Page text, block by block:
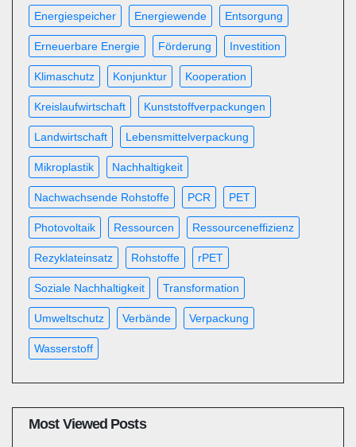
Energiespeicher Energiewende Entsorgung
Erneuerbare Energie Förderung Investition
Klimaschutz Konjunktur Kooperation
Kreislaufwirtschaft Kunststoffverpackungen
Landwirtschaft Lebensmittelverpackung
Mikroplastik Nachhaltigkeit
Nachwachsende Rohstoffe PCR PET
Photovoltaik Ressourcen Ressourceneffizienz
Rezyklateinsatz Rohstoffe rPET
Soziale Nachhaltigkeit Transformation
Umweltschutz Verbände Verpackung
Wasserstoff
Most Viewed Posts